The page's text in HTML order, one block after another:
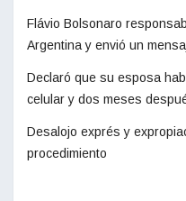
Flávio Bolsonaro
Argentina y envió un
Declaró que su esposa
celular y dos meses
Desalojo exprés y
procedimiento